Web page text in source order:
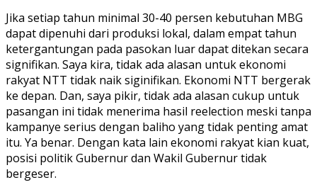
Jika setiap tahun minimal 30-40 persen kebutuhan MBG
dapat dipenuhi dari produksi lokal, dalam empat tahun
ketergantungan pada pasokan luar dapat ditekan secara
signifikan. Saya kira, tidak ada alasan untuk ekonomi
rakyat NTT tidak naik siginifikan. Ekonomi NTT bergerak
ke depan. Dan, saya pikir, tidak ada alasan cukup untuk
pasangan ini tidak menerima hasil reelection meski tanpa
kampanye serius dengan baliho yang tidak penting amat
itu. Ya benar. Dengan kata lain ekonomi rakyat kian kuat,
posisi politik Gubernur dan Wakil Gubernur tidak
bergeser.